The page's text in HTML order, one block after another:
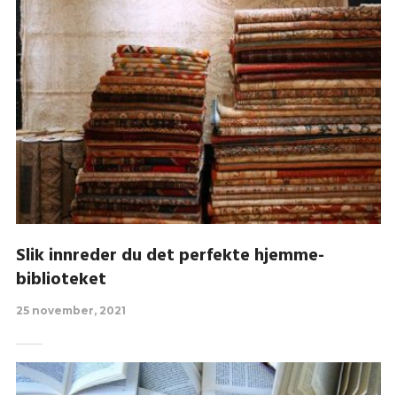
Slik innreder du det perfekte hjemme-
biblioteket
25 november, 2021